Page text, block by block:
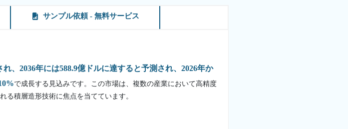
サンプル依頼 - 無料サービス
れ、2036年には588.9億ドルに達すると予測され、2026年か
で成長する見込みです。この市場は、複数の産業において高精度
る積層造形技術に焦点を当てています。